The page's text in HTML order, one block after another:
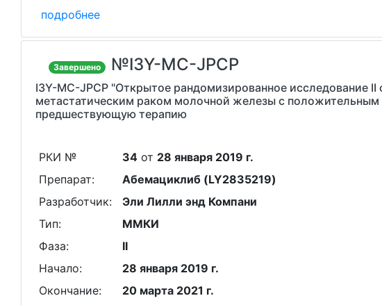
подробнее
Завершено №I3Y-MC-JPCP
I3Y-MC-JPCP "Открытое рандомизированное исследование
метастатическим раком молочной железы с
предшествующую терапию
РКИ № 34от 28 января 2019 г.
Препарат:
Абемациклиб (LY2835219)
Разработчик:
Эли Лилли энд Компани
Тип:
ММКИ
Фаза:
II
Начало:
28 января 2019 г.
Окончание:
20 марта 2021 г.